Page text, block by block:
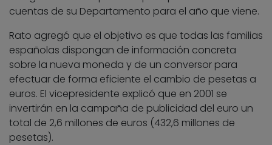
cuentas de su Departamento para el año que viene.
Rato agregó que el objetivo es que todas las familias
españolas dispongan de información concreta
sobre la nueva moneda y de un conversor para
efectuar de forma eficiente el cambio de pesetas a
euros. El vicepresidente explicó que en 2001 se
invertirán en la campaña de publicidad del euro un
total de 2,6 millones de euros (432,6 millones de
pesetas).